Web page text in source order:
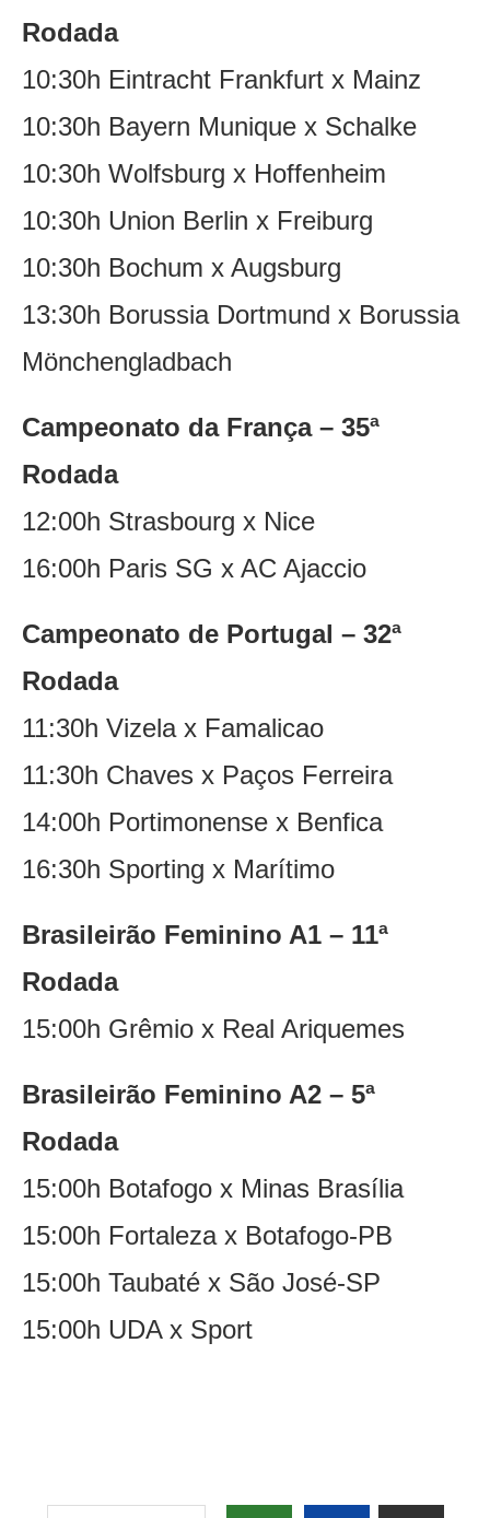
Rodada
10:30h Eintracht Frankfurt x Mainz
10:30h Bayern Munique x Schalke
10:30h Wolfsburg x Hoffenheim
10:30h Union Berlin x Freiburg
10:30h Bochum x Augsburg
13:30h Borussia Dortmund x Borussia
Mönchengladbach
Campeonato da França – 35ª
Rodada
12:00h Strasbourg x Nice
16:00h Paris SG x AC Ajaccio
Campeonato de Portugal – 32ª
Rodada
11:30h Vizela x Famalicao
11:30h Chaves x Paços Ferreira
14:00h Portimonense x Benfica
16:30h Sporting x Marítimo
Brasileirão Feminino A1 – 11ª
Rodada
15:00h Grêmio x Real Ariquemes
Brasileirão Feminino A2 – 5ª
Rodada
15:00h Botafogo x Minas Brasília
15:00h Fortaleza x Botafogo-PB
15:00h Taubaté x São José-SP
15:00h UDA x Sport